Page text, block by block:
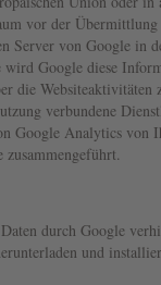
vor der
Server von Google in
Google diese
die Websiteaktivitäten
verbundene
Google Analytics von
durch Google
und